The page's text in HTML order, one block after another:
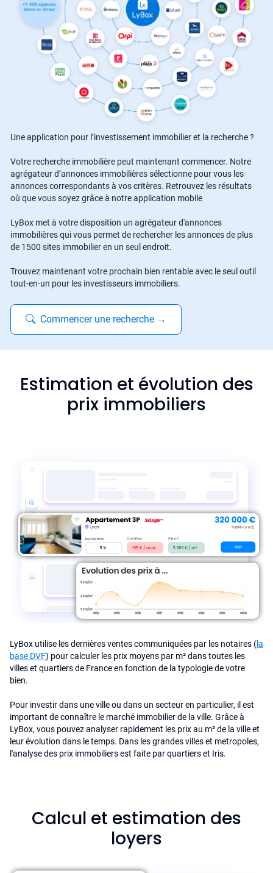
Une application pour l’investissement immobilier et la recherche ?
Votre recherche immobilière peut maintenant commencer. Notre
agrégateur d’annonces immobilières sélectionne pour vous les
annonces correspondants à vos critères. Retrouvez les résultats
où que vous soyez grâce à notre application mobile
LyBox met à votre disposition un agrégateur d'annonces
immobilières qui vous permet de rechercher les annonces de plus
de 1500 sites immobilier en un seul endroit.
Trouvez maintenant votre prochain bien rentable avec le seul outil
tout-en-un pour les investisseurs immobiliers.
Commencer une recherche →
Estimation et évolution des
prix immobiliers
LyBox utilise les dernières ventes communiquées par les notaires (la
base DVF) pour calculer les prix moyens par m² dans toutes les
villes et quartiers de France en fonction de la typologie de votre
bien.
Pour investir dans une ville ou dans un secteur en particulier, il est
important de connaître le marché immobilier de la ville. Grâce à
LyBox, vous pouvez analyser rapidement les prix au m² de la ville et
leur évolution dans le temps. Dans les grandes villes et metropoles,
l'analyse des prix immobiliers est faite par quartiers et Iris.
Calcul et estimation des
loyers